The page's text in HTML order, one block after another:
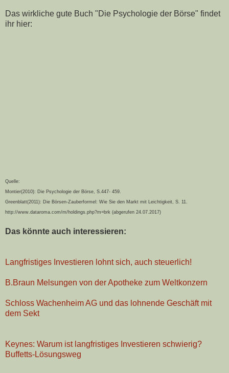
Das wirkliche gute Buch "Die Psychologie der Börse" findet
ihr hier:
Quelle:
Montier(2010): Die Psychologie der Börse, S.447- 459.
Greenblatt(2011): Die Börsen-Zauberformel: Wie Sie den Markt mit Leichtigkeit, S. 11.
http://www.dataroma.com/m/holdings.php?m=brk (abgerufen 24.07.2017)
Das könnte auch interessieren:
Langfristiges Investieren lohnt sich, auch steuerlich!
B.Braun Melsungen von der Apotheke zum Weltkonzern
Schloss Wachenheim AG und das lohnende Geschäft mit
dem Sekt
Keynes: Warum ist langfristiges Investieren schwierig?
Buffetts-Lösungsweg